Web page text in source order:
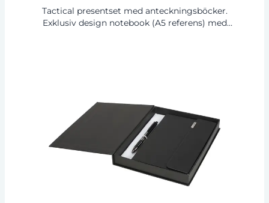
Tactical presentset med anteckningsböcker.
Exklusiv design notebook (A5 referens) med
penna: 14 cm. Diameter penna: 1,05 cm. Termo-
PU.